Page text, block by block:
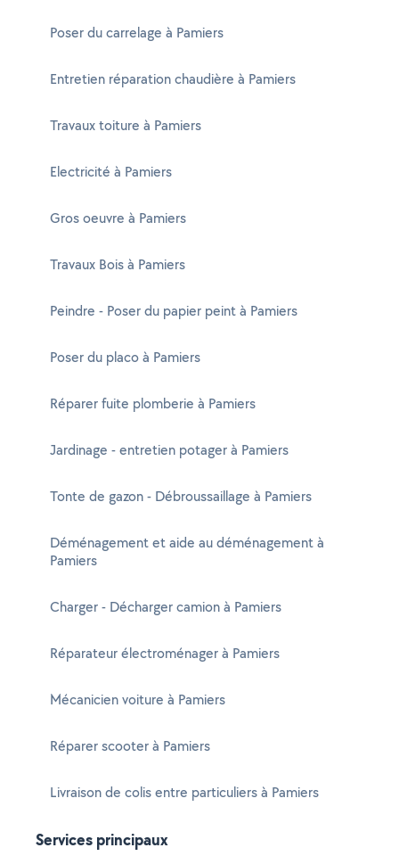
Poser du carrelage à Pamiers
Entretien réparation chaudière à Pamiers
Travaux toiture à Pamiers
Electricité à Pamiers
Gros oeuvre à Pamiers
Travaux Bois à Pamiers
Peindre - Poser du papier peint à Pamiers
Poser du placo à Pamiers
Réparer fuite plomberie à Pamiers
Jardinage - entretien potager à Pamiers
Tonte de gazon - Débroussaillage à Pamiers
Déménagement et aide au déménagement à
Pamiers
Charger - Décharger camion à Pamiers
Réparateur électroménager à Pamiers
Mécanicien voiture à Pamiers
Réparer scooter à Pamiers
Livraison de colis entre particuliers à Pamiers
Services principaux